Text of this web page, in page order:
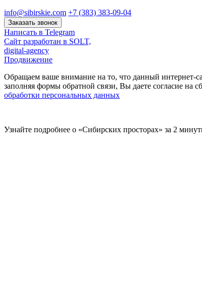
info@sibirskie.com +7 (383) 383-09-04
Заказать звонок
Написать в Telegram
Сайт разработан в SOLT,
digital-agency
Продвижение
Обращаем ваше внимание на то, что данный интернет-
заполняя формы обратной связи, Вы даете согласие на
обработки персональных данных
Узнайте подробнее о «Сибирских просторах» за 2